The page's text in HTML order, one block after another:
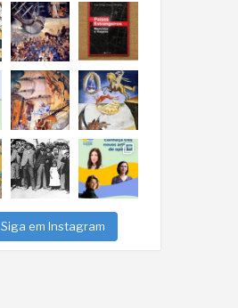
Siga em Instagram